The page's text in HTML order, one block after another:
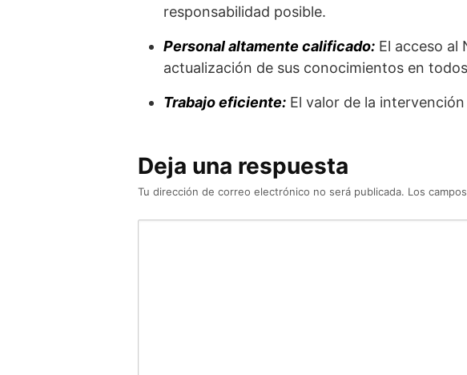
responsabilidad posible.
Personal altamente calificado: El acceso al
actualización de sus conocimientos en
Trabajo eficiente: El valor de la
Deja una respuesta
Tu dirección de correo electrónico no será publicada. Los